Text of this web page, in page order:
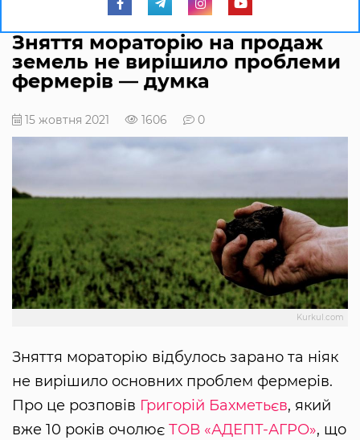
Зняття мораторію на продаж
земель не вирішило проблеми
фермерів — думка
15 жовтня 2021 1606 0
Kurkul.com
Зняття мораторію відбулось зарано та ніяк
не вирішило основних проблем фермерів.
Про це розповів Григорій Бахметьєв, який
вже 10 років очолює ТОВ «АДЕПТ-АГРО», що